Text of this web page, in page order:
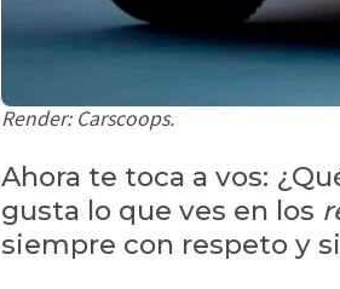
Render: Carscoops.
Ahora te toca a vos:
gusta lo que ves en los
siempre con respeto y